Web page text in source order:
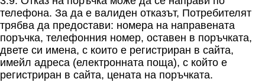
телефона. За да е валиден отказът, Потребителят
трябва да предостави: номера на направената
поръчка, телефонния номер, оставен в поръчката,
двете си имена, с които е регистриран в сайта,
имейл адреса (електронната поща), с който е
регистриран в сайта, цената на поръчката.